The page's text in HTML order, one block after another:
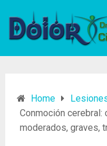
Home
Conmoción cerebral:
moderados, graves,